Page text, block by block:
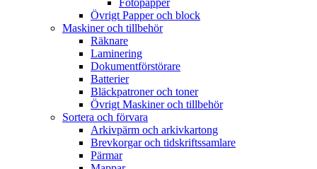
Fotopapper
Övrigt Papper och block
Maskiner och tillbehör
Räknare
Laminering
Dokumentförstörare
Batterier
Bläckpatroner och toner
Övrigt Maskiner och tillbehör
Sortera och förvara
Arkivpärm och arkivkartong
Brevkorgar och tidskriftssamlare
Pärmar